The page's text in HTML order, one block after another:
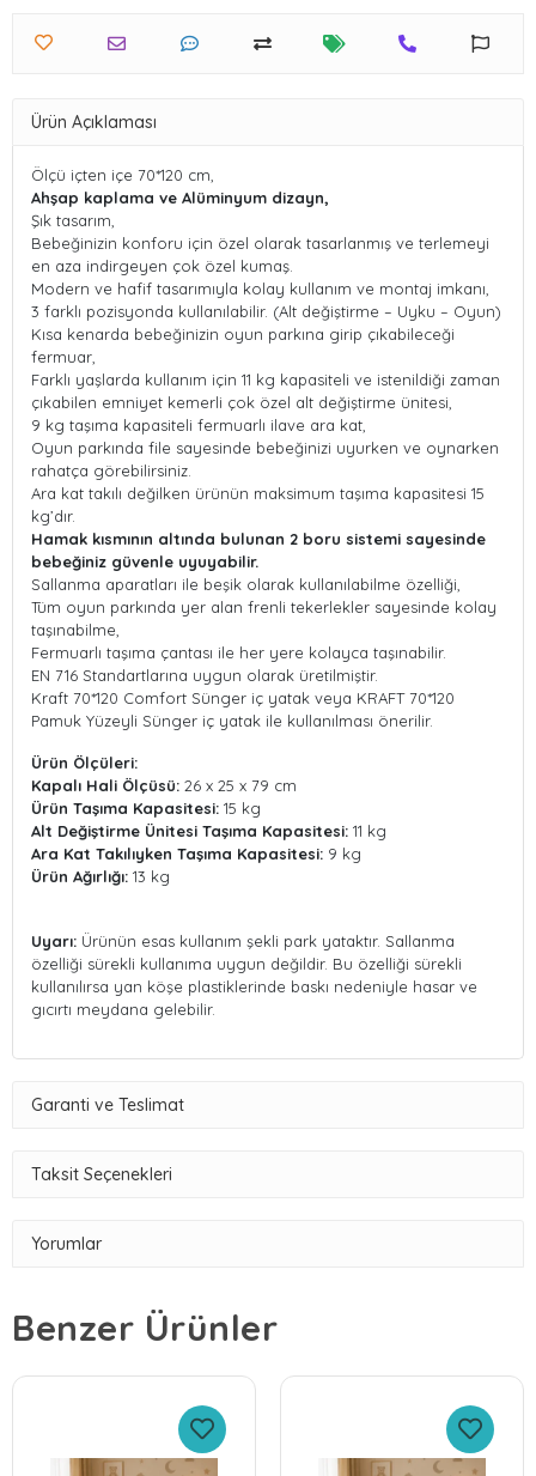
Ürün Açıklaması
Ölçü içten içe 70*120 cm,
Ahşap kaplama ve Alüminyum dizayn,
Şık tasarım,
Bebeğinizin konforu için özel olarak tasarlanmış ve terlemeyi
en aza indirgeyen çok özel kumaş.
Modern ve hafif tasarımıyla kolay kullanım ve montaj imkanı,
3 farklı pozisyonda kullanılabilir. (Alt değiştirme – Uyku – Oyun)
Kısa kenarda bebeğinizin oyun parkına girip çıkabileceği
fermuar,
Farklı yaşlarda kullanım için 11 kg kapasiteli ve istenildiği zaman
çıkabilen emniyet kemerli çok özel alt değiştirme ünitesi,
9 kg taşıma kapasiteli fermuarlı ilave ara kat,
Oyun parkında file sayesinde bebeğinizi uyurken ve oynarken
rahatça görebilirsiniz.
Ara kat takılı değilken ürünün maksimum taşıma kapasitesi 15
kg’dır.
Hamak kısmının altında bulunan 2 boru sistemi sayesinde
bebeğiniz güvenle uyuyabilir.
Sallanma aparatları ile beşik olarak kullanılabilme özelliği,
Tüm oyun parkında yer alan frenli tekerlekler sayesinde kolay
taşınabilme,
Fermuarlı taşıma çantası ile her yere kolayca taşınabilir.
EN 716 Standartlarına uygun olarak üretilmiştir.
Kraft 70*120 Comfort Sünger iç yatak veya KRAFT 70*120
Pamuk Yüzeyli Sünger iç yatak ile kullanılması önerilir.
Ürün Ölçüleri:
Kapalı Hali Ölçüsü: 26 x 25 x 79 cm
Ürün Taşıma Kapasitesi: 15 kg
Alt Değiştirme Ünitesi Taşıma Kapasitesi: 11 kg
Ara Kat Takılıyken Taşıma Kapasitesi: 9 kg
Ürün Ağırlığı: 13 kg
Uyarı: Ürünün esas kullanım şekli park yataktır. Sallanma
özelliği sürekli kullanıma uygun değildir. Bu özelliği sürekli
kullanılırsa yan köşe plastiklerinde baskı nedeniyle hasar ve
gıcırtı meydana gelebilir.
Garanti ve Teslimat
Taksit Seçenekleri
Yorumlar
Benzer Ürünler